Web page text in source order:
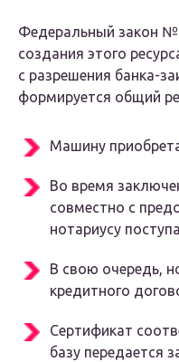
Федеральный закон
создания этого
с разрешения банка-
формируется общий
Машину
Во время
совместно с
нотариусу
В свою очередь,
кредитного
Сертификат
базу передается